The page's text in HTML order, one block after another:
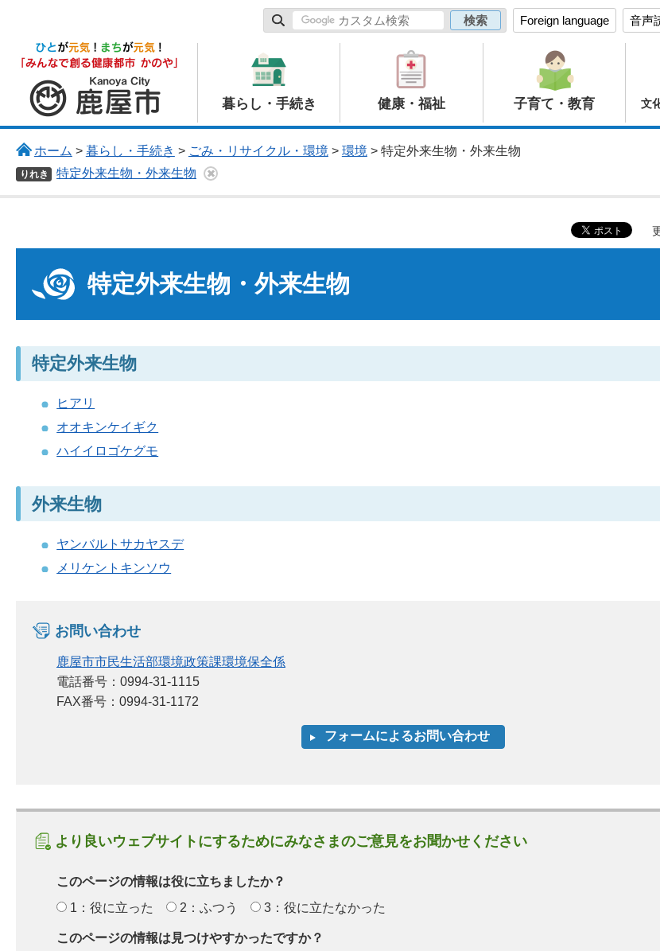
Foreign language 音声
鹿屋市
暮らし・手続き 健康・福祉 子育て・教育 文
ホーム > 暮らし・手続き > ごみ・リサイクル・環境 > 環境 > 特定外来生物・外来生物
りれき 特定外来生物・外来生物
特定外来生物・外来生物
特定外来生物
ヒアリ
オオキンケイギク
ハイイロゴケグモ
外来生物
ヤンバルトサカヤスデ
メリケントキンソウ
お問い合わせ
鹿屋市市民生活部環境政策課環境保全係
電話番号：0994-31-1115
FAX番号：0994-31-1172
より良いウェブサイトにするためにみなさまのご意見をお聞かせください
このページの情報は役に立ちましたか？
1：役に立った
2：ふつう 3：役に立たなかった
このページの情報は見つけやすかったですか？